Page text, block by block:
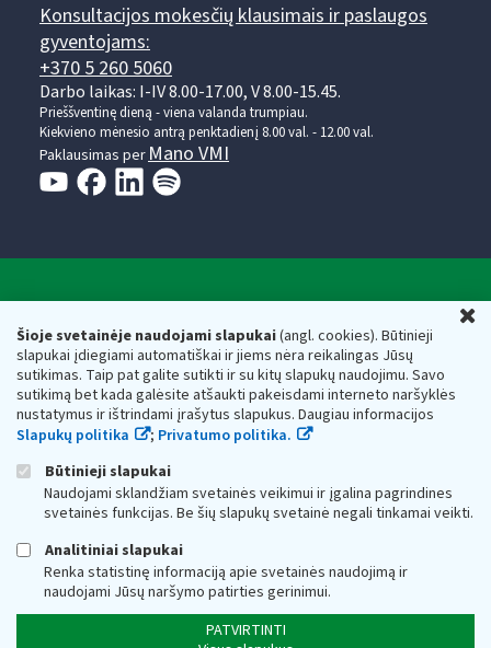
Šioje svetainėje naudojami slapukai(angl. cookies). Būtinieji
slapukai įdiegiami automatiškai ir jiems nėra reikalingas Jūsų
sutikimas. Taip pat galite sutikti ir su kitų slapukų naudojimu. Savo
sutikimą bet kada galėsite atšaukti pakeisdami interneto naršyklės
nustatymus ir ištrindami įrašytus slapukus. Daugiau informacijos
Slapukų politika
; Privatumo politika.
Būtinieji slapukai
Naudojami sklandžiam svetainės veikimui ir įgalina pagrindines
svetainės funkcijas. Be šių slapukų svetainė negali tinkamai veikti.
Analitiniai slapukai
Renka statistinę informaciją apie svetainės naudojimą ir
naudojami Jūsų naršymo patirties gerinimui.
PATVIRTINTI
Konsultacijos mokesčių klausimais ir paslaugos
gyventojams:
+370 5 260 5060
Darbo laikas: I-IV 8.00-17.00, V 8.00-15.45.
Prieššventinę dieną - viena valanda trumpiau.
Kiekvieno mėnesio antrą penktadienį 8.00 val. - 12.00 val.
Paklausimas per Mano VMI
Respublikos finansų ministerijos
Biudžetinė įstaiga. Juridinio asmens kodas — 188659752,
adresas: Vasario 16-osios g. 14, 01107 Vilnius, Lietuva, el.paštas:
vmi@vmi.lt, E. pristatymo dėžutės adresas 188659752
Duomenys apie Valstybinę mokesčių inspekciją prie Lietuvos
Respublikos finansų ministerijos kaupiami ir saugomi Juridinių